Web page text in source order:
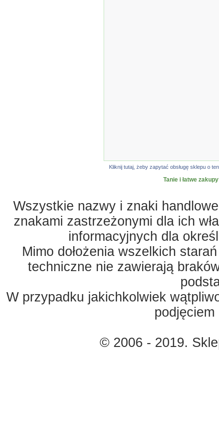
Kliknij tutaj, żeby zapytać obsługę sklepu o
Tanie i łatwe
Wszystkie nazwy i znaki
znakami zastrzeżonymi dla ich
informacyjnych dla
Mimo dołożenia wszelkich
techniczne nie zawierają
W przypadku jakichkolwiek
© 2006 - 2019.